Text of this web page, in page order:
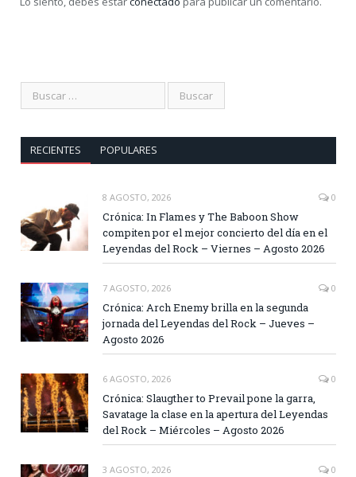
RECIENTES POPULARES
8 AGOSTO, 2026 0
Crónica: In Flames y The Baboon Show
compiten por el mejor concierto del día en el
Leyendas del Rock – Viernes – Agosto 2026
7 AGOSTO, 2026 0
Crónica: Arch Enemy brilla en la segunda
jornada del Leyendas del Rock – Jueves –
Agosto 2026
6 AGOSTO, 2026 0
Crónica: Slaugther to Prevail pone la garra,
Savatage la clase en la apertura del Leyendas
del Rock – Miércoles – Agosto 2026
3 AGOSTO, 2026 0